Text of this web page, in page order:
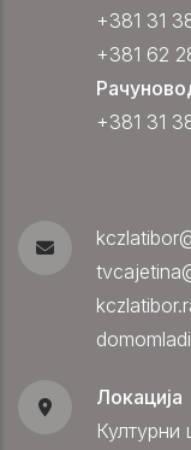
+381 31
+381 62
+381 31
Локација